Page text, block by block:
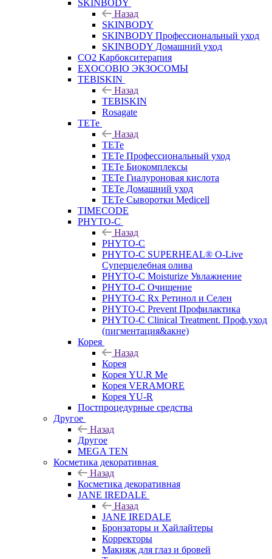
SKINBODY
Назад
SKINBODY
SKINBODY Профессиональный уход
SKINBODY Домашний уход
CO2 Карбокситерапия
EXOCOBIO ЭКЗОСОМЫ
TEBISKIN
Назад
TEBISKIN
Rosagate
TETe
Назад
TETe
TETe Профессиональный уход
TETe Биокомплексы
TETe Гиалуроновая кислота
TETe Домашний уход
TETe Сыворотки Medicell
TIMECODE
PHYTO-C
Назад
PHYTO-C
PHYTO-C SUPERHEAL® O-Live
Суперцелебная олива
PHYTO-C Moisturize Увлажнение
PHYTO-C Очищение
PHYTO-C Rx Ретинол и Селен
PHYTO-C Prevent Профилактика
PHYTO-C Clinical Treatment. Проф.уход
(пигментация&акне)
Корея
Назад
Корея
Корея YU.R Me
Корея VERAMORE
Корея YU-R
Постпроцедурные средства
Другое
Назад
Другое
MEGA TEN
Косметика декоративная
Назад
Косметика декоративная
JANE IREDALE
Назад
JANE IREDALE
Бронзаторы и Хайлайтеры
Корректоры
Макияж для глаз и бровей